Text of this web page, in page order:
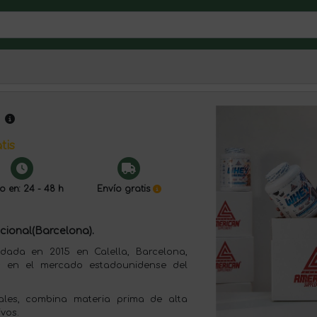
en: 24 - 48 h Envío gratis
en 2015 en Calella, Barcelona,
en el mercado estadounidense del
combina materia prima de alta